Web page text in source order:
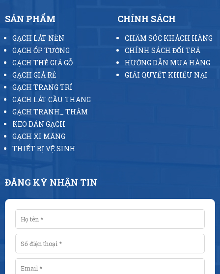
SẢN PHẨM
GẠCH LÁT NỀN
GẠCH ỐP TƯỜNG
GẠCH THẺ GIẢ GỖ
GẠCH GIÁ RẺ
GẠCH TRANG TRÍ
GẠCH LÁT CẦU THANG
GẠCH TRANH_ THẢM
KEO DÁN GẠCH
GẠCH XI MĂNG
THIẾT BỊ VỆ SINH
CHÍNH SÁCH
CHĂM SÓC KHÁCH HÀNG
CHÍNH SÁCH ĐỔI TRẢ
HƯỚNG DẪN MUA HÀNG
GIẢI QUYẾT KHIẾU NẠI
ĐĂNG KÝ NHẬN TIN